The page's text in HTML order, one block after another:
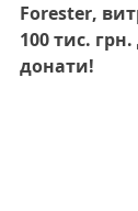
Forester,
100 тис.
донати!